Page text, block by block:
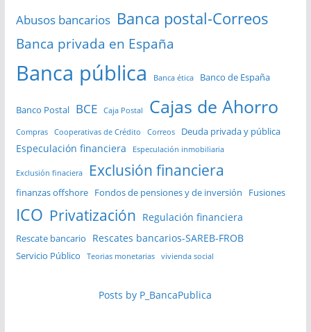
Abusos bancarios Banca postal-Correos
Banca privada en España
Banca pública Banca ética Banco de España
Banco Postal BCE Caja Postal Cajas de Ahorro
Compras Cooperativas de Crédito Correos Deuda privada y pública
Especulación financiera Especulación inmobiliaria
Exclusión finaciera Exclusión financiera
finanzas offshore Fondos de pensiones y de inversión Fusiones
ICO Privatización Regulación financiera
Rescate bancario Rescates bancarios-SAREB-FROB
Servicio Público Teorias monetarias vivienda social
Posts by P_BancaPublica